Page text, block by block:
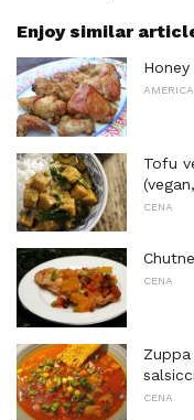
Enjoy similar
Honey
Tofu
CENA
CENA
CENA